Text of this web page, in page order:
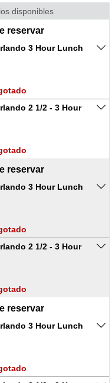
disponibles
reservar
3 Hour Lunch
2 1/2 - 3 Hour
reservar
3 Hour Lunch
2 1/2 - 3 Hour
reservar
3 Hour Lunch